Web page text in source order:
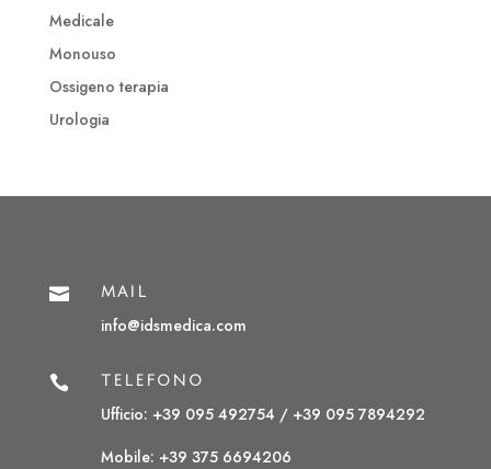
Medicale
Monouso
Ossigeno terapia
Urologia
 MAIL
info@idsmedica.com
 TELEFONO
Ufficio: +39 095 492754 / +39 095 7894292
Mobile: +39 375 6694206